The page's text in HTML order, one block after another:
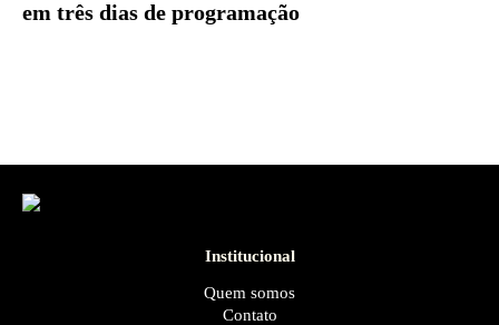
em três dias de programação
Institucional
Quem somos
Contato